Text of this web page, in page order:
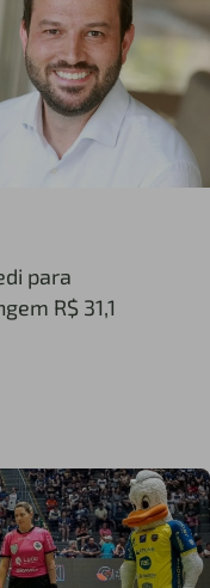
para
R$ 31,1